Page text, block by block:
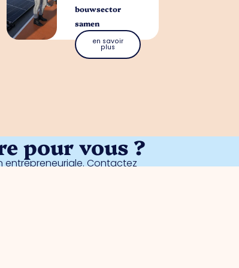
bouwsector
samen
en savoir
plus
pour vous ?
Contactez